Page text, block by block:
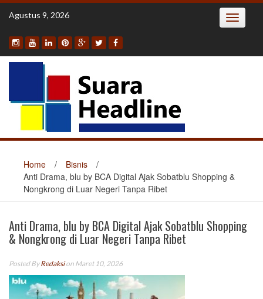
Skip
Agustus 9, 2026 Toggle
Home / Bisnis
/
Anti Drama, blu by BCA Digital Ajak Sobatblu Shopping &
Nongkrong di Luar Negeri Tanpa Ribet
Anti Drama, blu by BCA Digital Ajak Sobatblu Shopping
& Nongkrong di Luar Negeri Tanpa Ribet
Posted ByRedaksion Maret 10, 2026